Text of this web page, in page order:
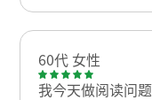
60代 女性
我今天做阅读问